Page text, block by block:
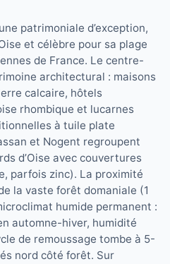
patrimoniale d’exception,
et célèbre pour sa plage
de France. Le centre-
architectural : maisons
calcaire, hôtels
rhombique et lucarnes
à tuile plate
et Nogent regroupent
d’Oise avec couvertures
parfois zinc). La proximité
la vaste forêt domaniale (1
humide permanent :
automne-hiver, humidité
de remoussage tombe à 5-
nord côté forêt. Sur